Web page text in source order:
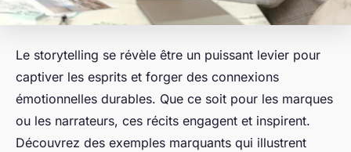
Le storytelling se révèle être un puissant levier pour
captiver les esprits et forger des connexions
émotionnelles durables. Que ce soit pour les marques
ou les narrateurs, ces récits engagent et inspirent.
Découvrez des exemples marquants qui illustrent